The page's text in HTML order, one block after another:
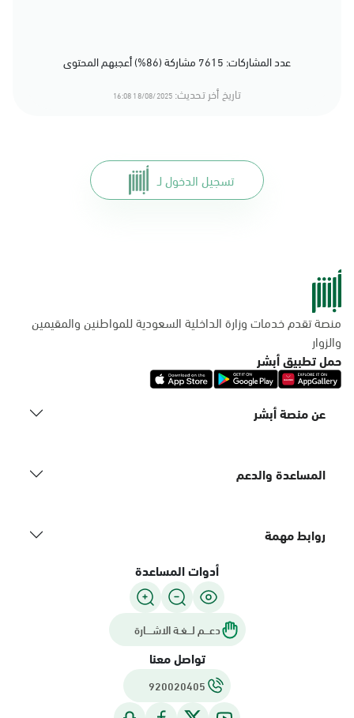
عدد المشاركات: 7615 مشاركة (86%) أعجبهم المحتوى
تاريخ أخر تحديث: 18/08/2025 16:08
تسجيل الدخول لـ
منصة تقدم خدمات وزارة الداخلية السعودية للمواطنين والمقيمين
والزوار
حمل تطبيق أبشر
عن منصة أبشر
المساعدة والدعم
روابط مهمة
أدوات المساعدة
دعـــم لـــغـة الاشــــارة
تواصل معنا
920020405